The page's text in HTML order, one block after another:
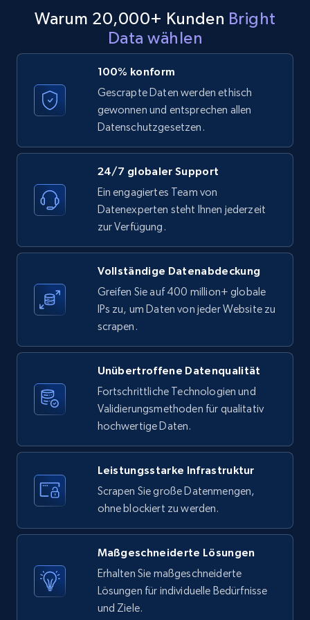
LinkedIn posts - Discover posts by Profile
URL
URL, ID, User id, Use url, Title, Headline, Post
text, Date posted, and more.
1.5K+ Gratis testen
LinkedIn posts - Discover new posts
company URL
text, Date posted, and more.
11.3K+ 1.5K+ Gratis testen
ID, User posted, Name, Description, Date
posted, Photos, URL, Quoted post, and more.
1.2K+ Gratis testen
X (formerly Twitter) - Posts - Collecting
ID, User posted, Name, Description, Date
posted, Photos, URL, Quoted post, and more.
10.3K+ 1.2K+ Gratis testen
Warum 20,000+ Kunden Bright
Data wählen
100% konform
Gescrapte Daten werden ethisch
gewonnen und entsprechen allen
Datenschutzgesetzen.
24/7 globaler Support
Ein engagiertes Team von
Datenexperten steht Ihnen jederzeit
zur Verfügung.
Vollständige Datenabdeckung
Greifen Sie auf 400 million+ globale
IPs zu, um Daten von jeder Website zu
scrapen.
Unübertroffene Datenqualität
Fortschrittliche Technologien und
Validierungsmethoden für qualitativ
hochwertige Daten.
Leistungsstarke Infrastruktur
Scrapen Sie große Datenmengen,
ohne blockiert zu werden.
Maßgeschneiderte Lösungen
Erhalten Sie maßgeschneiderte
Lösungen für individuelle Bedürfnisse
und Ziele.